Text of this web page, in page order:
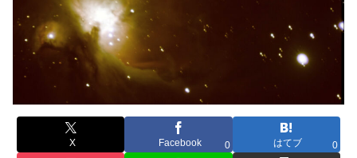
X Facebook 0 はてブ 0